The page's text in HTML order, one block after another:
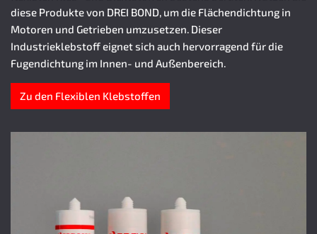
diese Produkte von DREI BOND, um die Flächendichtung in
Motoren und Getrieben umzusetzen. Dieser
Industrieklebstoff eignet sich auch hervorragend für die
Fugendichtung im Innen- und Außenbereich.
Zu den Flexiblen Klebstoffen